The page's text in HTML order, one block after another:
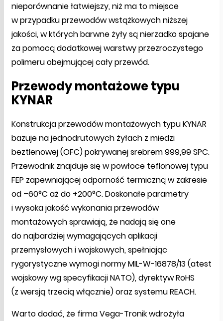
nieporównanie łatwiejszy, niż ma to miejsce
w przypadku przewodów wstążkowych niższej
jakości, w których barwne żyły są nierzadko spajane
za pomocą dodatkowej warstwy przezroczystego
polimeru obejmującej cały przewód.
Przewody montażowe typu
KYNAR
Konstrukcja przewodów montażowych typu KYNAR
bazuje na jednodrutowych żyłach z miedzi
beztlenowej (OFC) pokrywanej srebrem 999,99 SPC.
Przewodnik znajduje się w powłoce teflonowej typu
FEP zapewniającej odporność termiczną w zakresie
od –60°C aż do +200°C. Doskonałe parametry
i wysoka jakość wykonania przewodów
montażowych sprawiają, że nadają się one
do najbardziej wymagających aplikacji
przemysłowych i wojskowych, spełniając
rygorystyczne wymogi normy MIL-W-16878/13 (atest
wojskowy wg specyfikacji NATO), dyrektyw RoHS
(z wersją trzecią włącznie) oraz systemu REACH.
Warto dodać, że firma Vega-Tronik wdrożyła